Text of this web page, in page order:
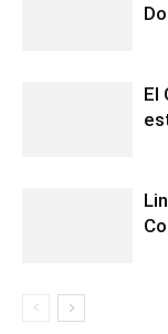
El